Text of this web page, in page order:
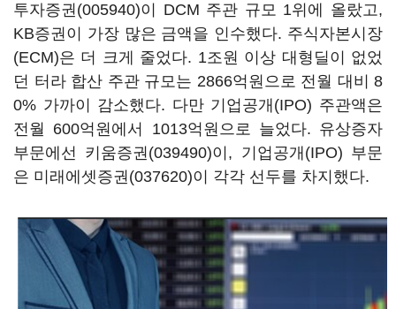
투자증권(005940)이 DCM 주관 규모 1위에 올랐고,
KB증권이 가장 많은 금액을 인수했다. 주식자본시장
(ECM)은 더 크게 줄었다. 1조원 이상 대형딜이 없었
던 터라 합산 주관 규모는 2866억원으로 전월 대비 8
0% 가까이 감소했다. 다만 기업공개(IPO) 주관액은
전월 600억원에서 1013억원으로 늘었다. 유상증자
부문에선 키움증권(039490)이, 기업공개(IPO) 부문
은 미래에셋증권(037620)이 각각 선두를 차지했다.